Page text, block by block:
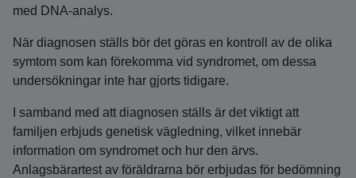
med DNA‑analys.
När diagnosen ställs bör det göras en kontroll av de olika
symtom som kan förekomma vid syndromet, om dessa
undersökningar inte har gjorts tidigare.
I samband med att diagnosen ställs är det viktigt att
familjen erbjuds genetisk vägledning, vilket innebär
information om syndromet och hur den ärvs.
Anlagsbärartest av föräldrarna bör erbjudas för bedömning